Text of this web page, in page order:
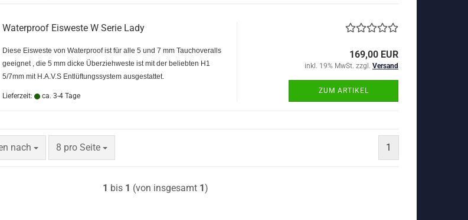
Waterproof Eisweste W Serie Lady
Diese Eisweste von Waterproof ist für alle 5 und 7 mm Tauchoveralls
geeignet , die 5 mm dicke Überziehweste ist mit der beliebten H1
5/7mm mit H.A.V.S Entlüftungssystem ausgestattet.
Lieferzeit: ca. 3-4 Tage
169,00 EUR
inkl. 19% MwSt. zzgl. Versand
ZUM ARTIKEL
nach
nach 8 pro Seite
pro Seite 1
1 bis 1 (von insgesamt 1)